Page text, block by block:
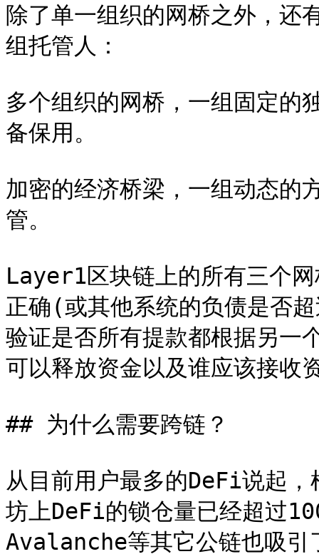
除了单一组织的网桥之外，还
组托管人：
多个组织的网桥，一组固定
备保用。
加密的经济桥梁，一组动态
管。
Layer1区块链上的所有三个
正确(或其他系统的负债是否
验证是否所有提款都根据另一
可以释放资金以及谁应该接收
## 为什么需要跨链？
从目前用户最多的DeFi说起
坊上DeFi的锁仓量已经超过
Avalanche等其它公链也吸引